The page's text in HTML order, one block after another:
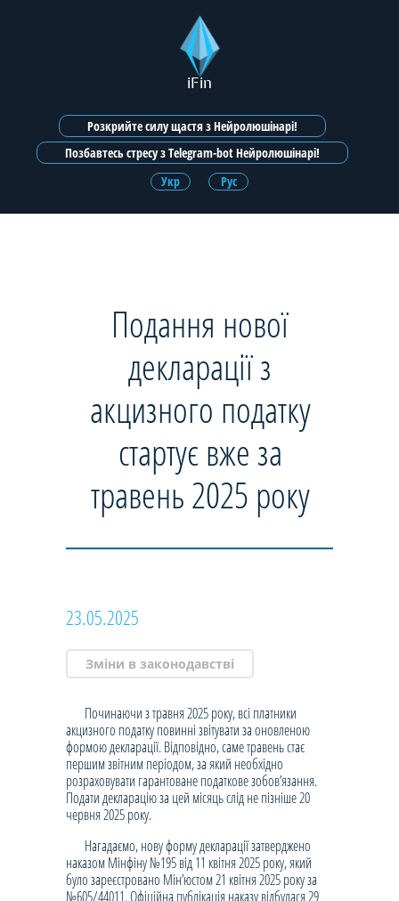
iFin
Розкрийте силу щастя з Нейролюшінарі!
Позбавтесь стресу з Telegram-bot Нейролюшінарі!
Укр
Рус
Подання нової
декларації з
акцизного податку
стартує вже за
травень 2025 року
23.05.2025
Зміни в законодавстві
Починаючи з травня 2025 року, всі платники
акцизного податку повинні звітувати за оновленою
формою декларації. Відповідно, саме травень стає
першим звітним періодом, за який необхідно
розраховувати гарантоване податкове зобов’язання.
Подати декларацію за цей місяць слід не пізніше 20
червня 2025 року.
Нагадаємо, нову форму декларації затверджено
наказом Мінфіну №195 від 11 квітня 2025 року, який
було зареєстровано Мін’юстом 21 квітня 2025 року за
№605/44011. Офіційна публікація наказу відбулася 29